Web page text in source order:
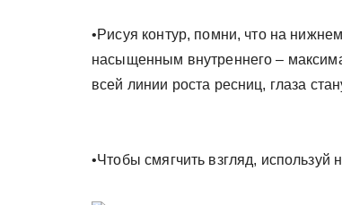
•Рисуя контур, помни, что на
насыщенным внутреннего –
всей линии роста ресниц, глаза
•Чтобы смягчить взгляд,